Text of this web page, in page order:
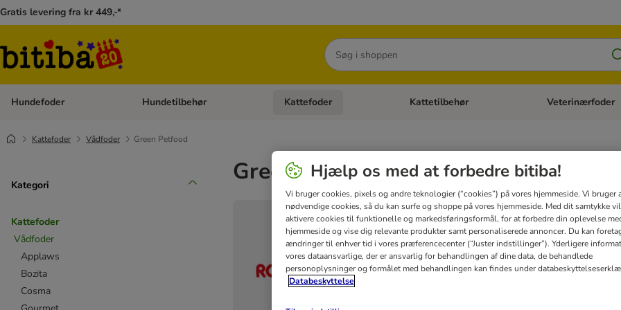
Gratis levering fra kr 449,-*
Søg
Hundefoder Åben kategori menu: Hundefoder
Hundetilbehør Åben kategori menu: Hundetilbehør
Kattefoder Åben kategori menu: Kattefoder
Kattetilbehør Åben kategori
Veterinærfoder
Kattefoder Vådfoder Green Petfood
Kategori
Kattefoder
Vådfoder
Applaws
Bozita
Cosma
Green PetFood vådfoder til katte
Hjælp os med at forbedre bitiba!
Vi bruger cookies, pixels og andre teknologier (“cookies”) på vores hjemmeside. Vi bruger
nødvendige cookies, så du kan surfe og shoppe på vores hjemmeside. Med dit samtykke
aktivere cookies til funktionelle og markedsføringsformål, for at forbedre din oplevelse
hjemmeside og vise dig relevante produkter samt personaliserede annoncer. Du kan
ændringer til enhver tid i vores præferencecenter (“Juster indstillinger”). Yderligere
vores dataansvarlige, der er ansvarlig for behandlingen af ​​dine data, de behandlede
personoplysninger og formålet med behandlingen kan findes under
Databeskyttelse